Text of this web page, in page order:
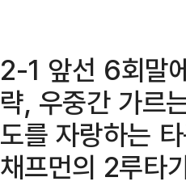
2-1 앞선 6회말
략, 우중간 가르
도를 자랑하는
채프먼의 2루타